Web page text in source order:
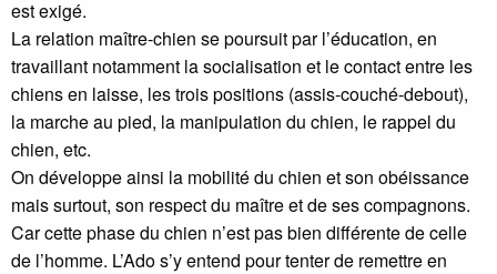
est exigé.
La relation maître-chien se poursuit par l’éducation, en
travaillant notamment la socialisation et le contact entre les
chiens en laisse, les trois positions (assis-couché-debout),
la marche au pied, la manipulation du chien, le rappel du
chien, etc.
On développe ainsi la mobilité du chien et son obéissance
mais surtout, son respect du maître et de ses compagnons.
Car cette phase du chien n’est pas bien différente de celle
de l’homme. L’Ado s’y entend pour tenter de remettre en